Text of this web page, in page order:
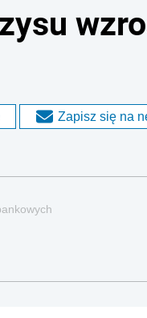
Zapisz się na